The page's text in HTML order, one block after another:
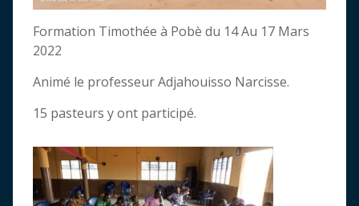
Formation Timothée à Pobè du 14 Au 17 Mars
2022
Animé le professeur Adjahouisso Narcisse.
15 pasteurs y ont participé.